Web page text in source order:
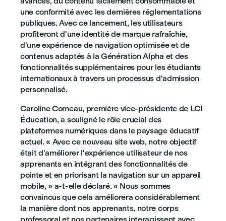
une conformité avec les dernières réglementations
publiques. Avec ce lancement, les utilisateurs
profiteront d'une identité de marque rafraîchie,
d'une expérience de navigation optimisée et de
contenus adaptés à la Génération Alpha et des
fonctionnalités supplémentaires pour les étudiants
internationaux à travers un processus d'admission
personnalisé.
Caroline Comeau, première vice-présidente de LCI
Éducation, a souligné le rôle crucial des
plateformes numériques dans le paysage éducatif
actuel. « Avec ce nouveau site web, notre objectif
était d'améliorer l'expérience utilisateur de nos
apprenants en intégrant des fonctionnalités de
pointe et en priorisant la navigation sur un appareil
mobile, » a-t-elle déclaré. « Nous sommes
convaincus que cela améliorera considérablement
la manière dont nos apprenants, notre corps